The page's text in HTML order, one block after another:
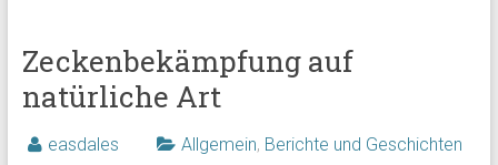
Zeckenbekämpfung auf
natürliche Art
easdales Allgemein, Berichte und Geschichten